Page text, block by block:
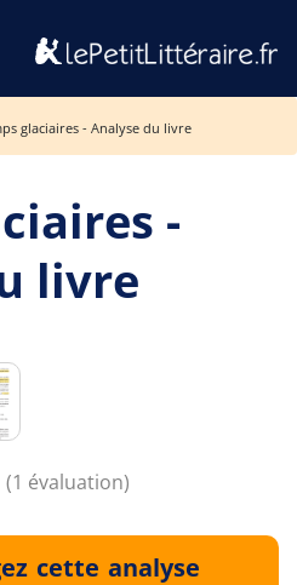
glaciaires - Analyse du livre
-
livre
(1 évaluation)
cette analyse